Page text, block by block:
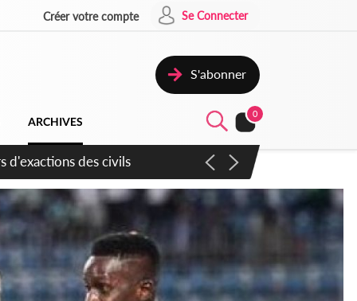
Créer votre compte Se Connecter
S'abonner
ARCHIVES
0
d'exactions des civils